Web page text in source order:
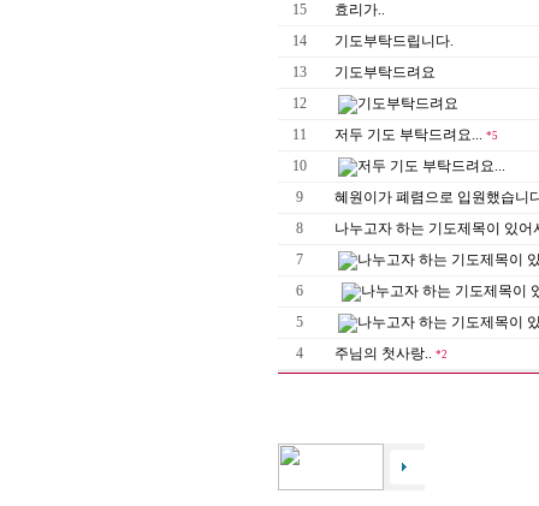
15
효리가..
14
기도부탁드립니다.
13
기도부탁드려요
12
기도부탁드려요
11
저두 기도 부탁드려요... *5
10
저두 기도 부탁드려요...
9
혜원이가 폐렴으로 입원했습니
8
나누고자 하는 기도제목이 있어
7
나누고자 하는 기도제목이
6
나누고자 하는 기도제목이
5
나누고자 하는 기도제목이
4
주님의 첫사랑.. *2